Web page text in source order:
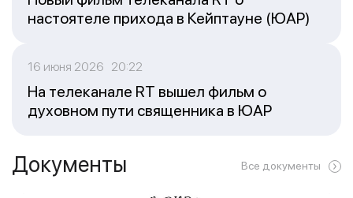
настоятеле прихода в Кейптауне (ЮАР)
16 июня 2026 20:22
На телеканале RT вышел фильм о
духовном пути священника в ЮАР
Документы Все документы